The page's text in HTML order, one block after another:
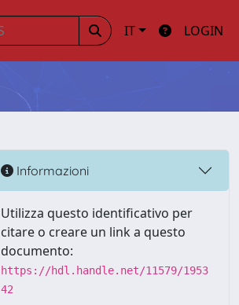
IT LOGIN
Informazioni
Utilizza questo identificativo per
citare o creare un link a questo
documento:
https://hdl.handle.net/11579/1953
42